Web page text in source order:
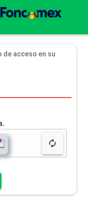
de acceso en su
autorenew